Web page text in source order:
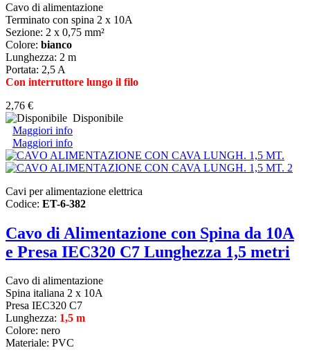
Cavo di alimentazione
Terminato con spina 2 x 10A
Sezione: 2 x 0,75 mm²
Colore: bianco
Lunghezza: 2 m
Portata: 2,5 A
Con interruttore lungo il filo
2,76 €
Disponibile
Maggiori info
Maggiori info
Cavi per alimentazione elettrica
Codice: ET-6-382
Cavo di Alimentazione con Spina da 10A
e Presa IEC320 C7 Lunghezza 1,5 metri
Cavo di alimentazione
Spina italiana 2 x 10A
Presa IEC320 C7
Lunghezza: 1,5 m
Colore: nero
Materiale: PVC